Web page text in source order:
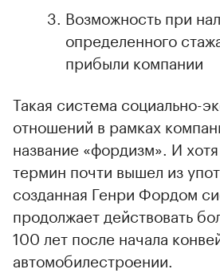
Возможность при
определенного
прибыли компании
Такая система социально-
отношений в рамках
название «фордизм». И
термин почти вышел из
созданная Генри Фордом
продолжает действовать
100 лет после начала
автомобилестроении.